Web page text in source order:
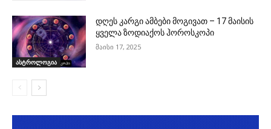
ასტროლოგია
დღეს კარგი ამბები მოგივათ – 17 მაისის
ყველა ზოდიაქოს ჰოროსკოპი
მაისი 17, 2025